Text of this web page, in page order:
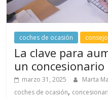
coches de ocasión
La clave para
un concesionario
marzo 31, 2025 Marta
coches de ocasión,